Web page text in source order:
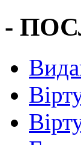
-